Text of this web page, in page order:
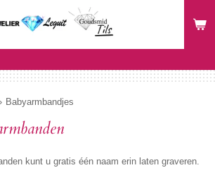
Babyarmbandjes
kunt u gratis één naam erin laten graveren.